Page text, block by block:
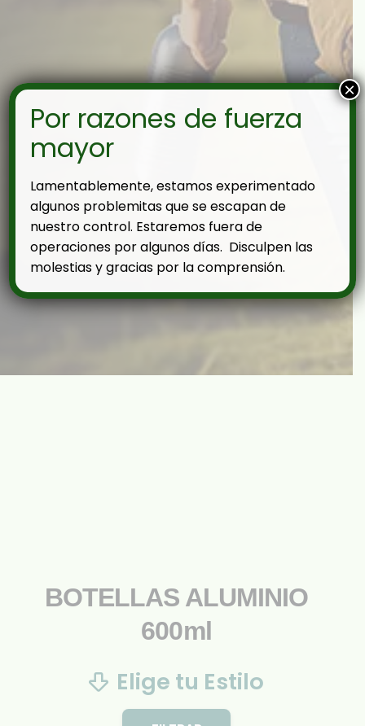
BOTELLAS ALUMINIO
600ml
Elige tu Estilo
Por razones de fuerza
mayor
Lamentablemente, estamos experimentado
algunos problemitas que se escapan de
nuestro control. Estaremos fuera de
operaciones por algunos días. Disculpen las
molestias y gracias por la comprensión.
×